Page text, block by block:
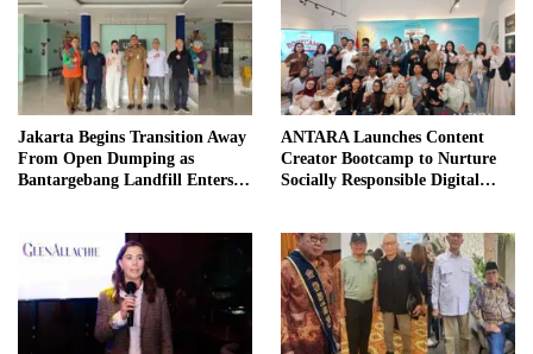
Jakarta Begins Transition Away
From Open Dumping as
Bantargebang Landfill Enters
ANTARA Launches Content
Creator Bootcamp to Nurture
Socially Responsible Digital